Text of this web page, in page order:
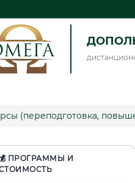
(переподготовка,
ПРОГРАММЫ И